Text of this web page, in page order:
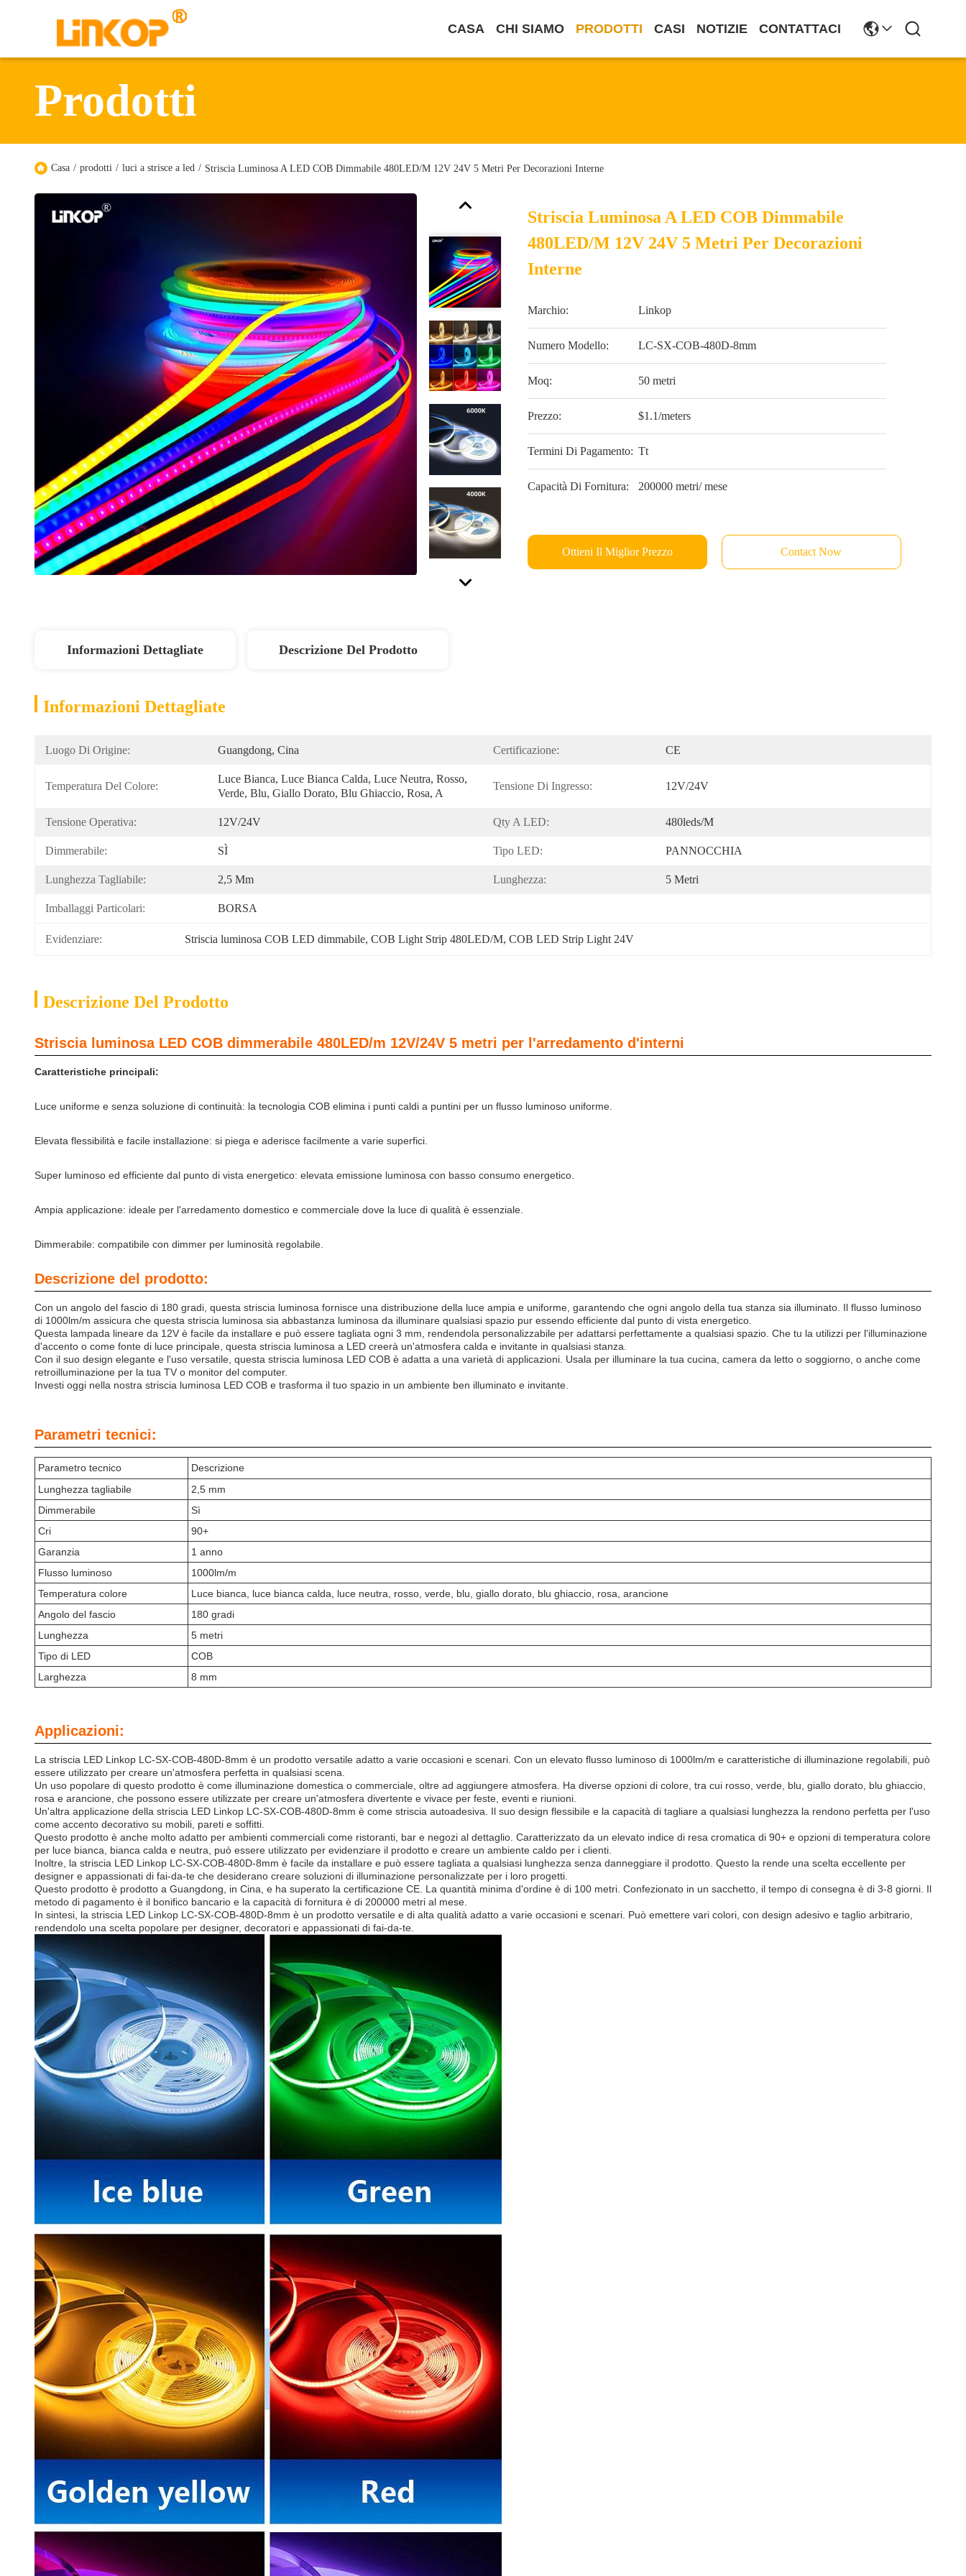
CASA CHI SIAMO PRODOTTI CASI NOTIZIE CONTATTACI
Prodotti
Casa / prodotti / luci a strisce a led / Striscia Luminosa A LED COB Dimmabile 480LED/M 12V 24V 5 Metri Per Decorazioni Interne
Striscia Luminosa A LED COB Dimmabile
480LED/M 12V 24V 5 Metri Per Decorazioni
Interne
Marchio: Linkop
Numero Modello: LC-SX-COB-480D-8mm
Moq: 50 metri
Prezzo: $1.1/meters
Termini Di Pagamento: Tt
Capacità Di Fornitura: 200000 metri/ mese
Ottieni Il Miglior Prezzo Contact Now
Informazioni Dettagliate Descrizione Del Prodotto
Informazioni Dettagliate
Luogo Di Origine: Guangdong, Cina Certificazione: CE
Temperatura Del Colore:
Luce Bianca, Luce Bianca Calda, Luce Neutra, Rosso,
Verde, Blu, Giallo Dorato, Blu Ghiaccio, Rosa, A
Tensione Di Ingresso: 12V/24V
Tensione Operativa: 12V/24V Qty A LED: 480leds/m
Dimmerabile: SÌ Tipo LED: PANNOCCHIA
Lunghezza Tagliabile: 2,5 Mm Lunghezza: 5 Metri
Imballaggi Particolari: BORSA
Evidenziare: Striscia luminosa COB LED dimmabile, COB Light Strip 480LED/M, COB LED Strip Light 24V
Descrizione Del Prodotto
Striscia luminosa LED COB dimmerabile 480LED/m 12V/24V 5 metri per l'arredamento d'interni
Caratteristiche principali:
Luce uniforme e senza soluzione di continuità: la tecnologia COB elimina i punti caldi a puntini per un flusso luminoso uniforme.
Elevata flessibilità e facile installazione: si piega e aderisce facilmente a varie superfici.
Super luminoso ed efficiente dal punto di vista energetico: elevata emissione luminosa con basso consumo energetico.
Ampia applicazione: ideale per l'arredamento domestico e commerciale dove la luce di qualità è essenziale.
Dimmerabile: compatibile con dimmer per luminosità regolabile.
Descrizione del prodotto:
Con un angolo del fascio di 180 gradi, questa striscia luminosa fornisce una distribuzione della luce ampia e uniforme, garantendo che ogni angolo della tua stanza sia illuminato. Il flusso luminoso
di 1000lm/m assicura che questa striscia luminosa sia abbastanza luminosa da illuminare qualsiasi spazio pur essendo efficiente dal punto di vista energetico.
Questa lampada lineare da 12V è facile da installare e può essere tagliata ogni 3 mm, rendendola personalizzabile per adattarsi perfettamente a qualsiasi spazio. Che tu la utilizzi per l'illuminazione
d'accento o come fonte di luce principale, questa striscia luminosa a LED creerà un'atmosfera calda e invitante in qualsiasi stanza.
Con il suo design elegante e l'uso versatile, questa striscia luminosa LED COB è adatta a una varietà di applicazioni. Usala per illuminare la tua cucina, camera da letto o soggiorno, o anche come
retroilluminazione per la tua TV o monitor del computer.
Investi oggi nella nostra striscia luminosa LED COB e trasforma il tuo spazio in un ambiente ben illuminato e invitante.
Parametri tecnici:
Parametro tecnico
Descrizione
Lunghezza tagliabile
2,5 mm
Dimmerabile
Sì
Cri
90+
Garanzia
1 anno
Flusso luminoso
1000lm/m
Temperatura colore
Luce bianca, luce bianca calda, luce neutra, rosso, verde, blu, giallo dorato, blu ghiaccio, rosa, arancione
Angolo del fascio
180 gradi
Lunghezza
5 metri
Tipo di LED
COB
Larghezza
8 mm
Applicazioni:
La striscia LED Linkop LC-SX-COB-480D-8mm è un prodotto versatile adatto a varie occasioni e scenari. Con un elevato flusso luminoso di 1000lm/m e caratteristiche di illuminazione regolabili, può
essere utilizzato per creare un'atmosfera perfetta in qualsiasi scena.
Un uso popolare di questo prodotto è come illuminazione domestica o commerciale, oltre ad aggiungere atmosfera. Ha diverse opzioni di colore, tra cui rosso, verde, blu, giallo dorato, blu ghiaccio,
rosa e arancione, che possono essere utilizzate per creare un'atmosfera divertente e vivace per feste, eventi e riunioni.
Un'altra applicazione della striscia LED Linkop LC-SX-COB-480D-8mm è come striscia autoadesiva. Il suo design flessibile e la capacità di tagliare a qualsiasi lunghezza la rendono perfetta per l'uso
come accento decorativo su mobili, pareti e soffitti.
Questo prodotto è anche molto adatto per ambienti commerciali come ristoranti, bar e negozi al dettaglio. Caratterizzato da un elevato indice di resa cromatica di 90+ e opzioni di temperatura colore
per luce bianca, bianca calda e neutra, può essere utilizzato per evidenziare il prodotto e creare un ambiente caldo per i clienti.
Inoltre, la striscia LED Linkop LC-SX-COB-480D-8mm è facile da installare e può essere tagliata a qualsiasi lunghezza senza danneggiare il prodotto. Questo la rende una scelta eccellente per
designer e appassionati di fai-da-te che desiderano creare soluzioni di illuminazione personalizzate per i loro progetti.
Questo prodotto è prodotto a Guangdong, in Cina, e ha superato la certificazione CE. La quantità minima d'ordine è di 100 metri. Confezionato in un sacchetto, il tempo di consegna è di 3-8 giorni. Il
metodo di pagamento è il bonifico bancario e la capacità di fornitura è di 200000 metri al mese.
In sintesi, la striscia LED Linkop LC-SX-COB-480D-8mm è un prodotto versatile e di alta qualità adatto a varie occasioni e scenari. Può emettere vari colori, con design adesivo e taglio arbitrario,
rendendolo una scelta popolare per designer, decoratori e appassionati di fai-da-te.